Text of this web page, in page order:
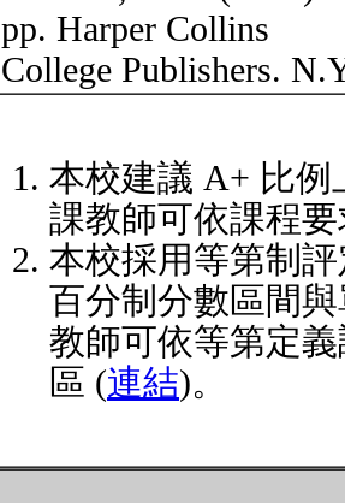
pp. Harper Collins
College Publishers.
本校建議 A+ 比例
課教師可依課程
本校採用等第制
百分制分數區間
教師可依等第定
區 (連結)。